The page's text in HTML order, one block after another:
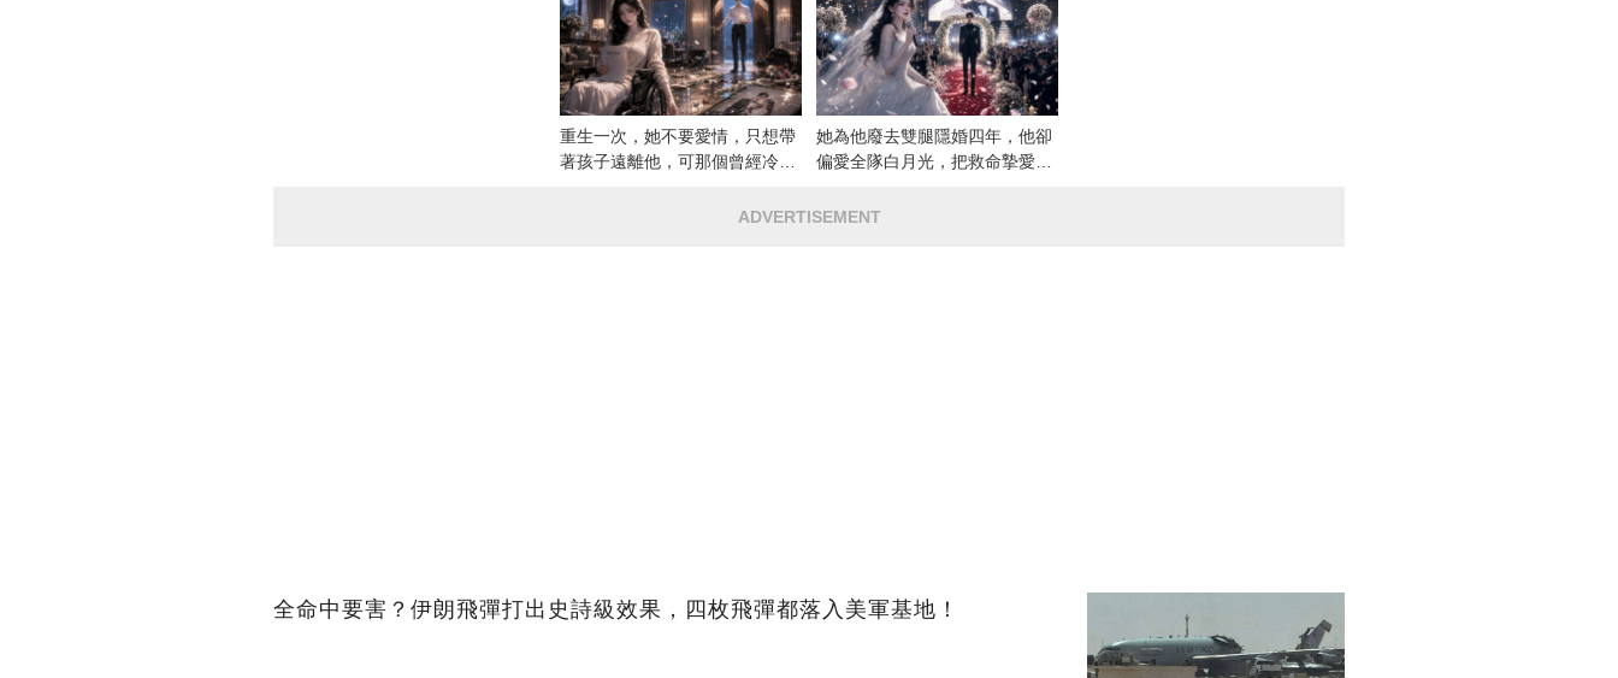
重生一次，她不要愛情，只想帶
著孩子遠離他，可那個曾經冷漠
她為他廢去雙腿隱婚四年，他卻
偏愛全隊白月光，把救命摯愛當
ADVERTISEMENT
全命中要害？伊朗飛彈打出史詩級效果，四枚飛彈都落入美軍基地！